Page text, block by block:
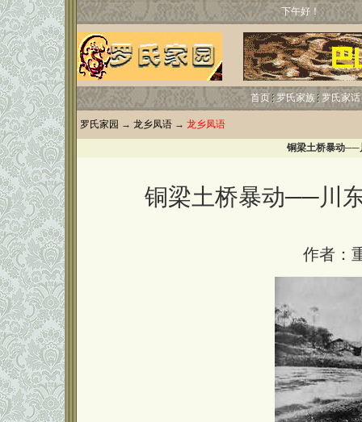
下午好！
首页 罗氏家族 罗氏家话
罗氏家园 → 龙乡凤语 → 龙乡凤语
铜梁土桥暴动──
铜梁土桥暴动──川
作者：